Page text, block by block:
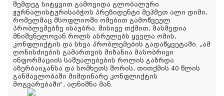
შემდეგ სიტყვით გამოვიდა გლობალური
ჟურნალისტურისაბჭოს პრეზიდენტი მეჰმეთ ალი დიმი,
რომელმაც მსოფლიოში ომებით გამოწვეულ
პრობლემებზე ისაუბრა. მისივე თქმით, მასმედია
მნიშვნელოვან როლს ასრულებს ყველა ომის,
კონფლიქტის და სხვა პრობლემების გადაწყვეტაში. „ამ
ღონისძიების გამართვის მიზანია მასობრივი
ინფორმაციის საშუალებების როლის გაზრდა
აზერბაიჯანსა და სომხეთს შორის, თითქმის 40 წლის
განმავლობაში მიმდინარე კონფლიქტის
მოგვარებაში“, აღნიშნა მან.